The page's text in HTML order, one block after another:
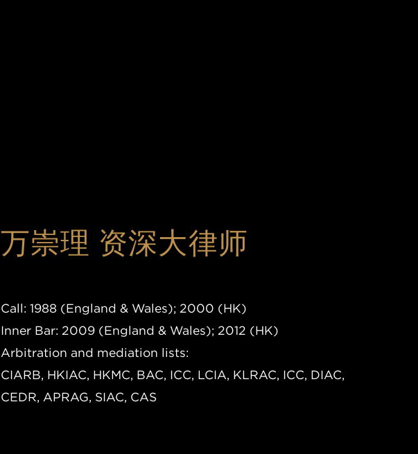
万崇理 资深大律师
Call: 1988 (England & Wales); 2000 (HK)
Inner Bar: 2009 (England & Wales); 2012 (HK)
Arbitration and mediation lists:
CIARB, HKIAC, HKMC, BAC, ICC, LCIA, KLRAC, ICC, DIAC,
CEDR, APRAG, SIAC, CAS